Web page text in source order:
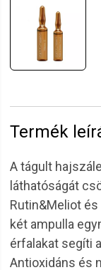
Termék
A tágult
láthatóságát
Rutin&Meliot
két ampulla
érfalakat segíti
Antioxidáns és